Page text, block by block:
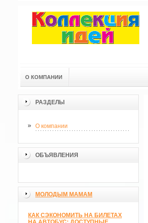
О КОМПАНИИ
РАЗДЕЛЫ
О компании
ОБЪЯВЛЕНИЯ
МОЛОДЫМ МАМАМ
КАК СЭКОНОМИТЬ НА БИЛЕТАХ